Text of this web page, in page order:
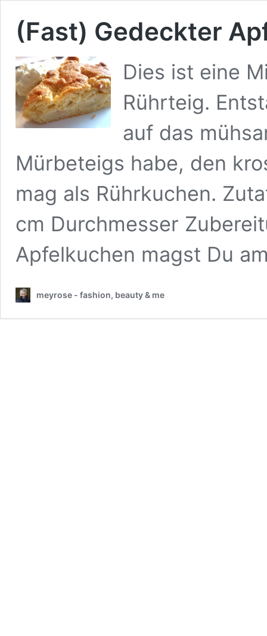
(Fast) Gedeckter
Dies ist eine
Rührteig.
auf das
Mürbeteigs habe, den
mag als Rührkuchen.
cm Durchmesser
Apfelkuchen magst Du
meyrose - fashion, beauty & me